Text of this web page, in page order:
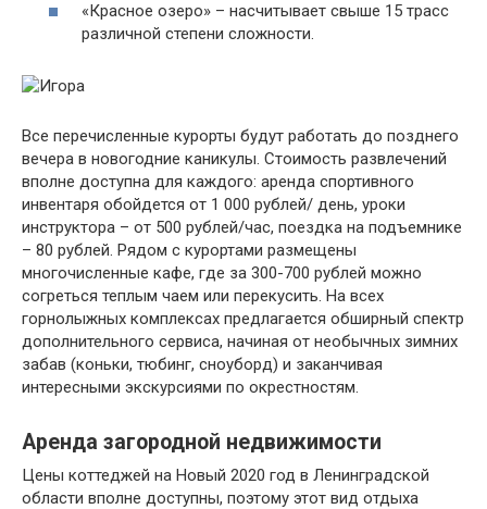
«Красное озеро» – насчитывает свыше 15 трасс
различной степени сложности.
Все перечисленные курорты будут работать до позднего
вечера в новогодние каникулы. Стоимость развлечений
вполне доступна для каждого: аренда спортивного
инвентаря обойдется от 1 000 рублей/ день, уроки
инструктора – от 500 рублей/час, поездка на подъемнике
– 80 рублей. Рядом с курортами размещены
многочисленные кафе, где за 300-700 рублей можно
согреться теплым чаем или перекусить. На всех
горнолыжных комплексах предлагается обширный спектр
дополнительного сервиса, начиная от необычных зимних
забав (коньки, тюбинг, сноуборд) и заканчивая
интересными экскурсиями по окрестностям.
Аренда загородной недвижимости
Цены коттеджей на Новый 2020 год в Ленинградской
области вполне доступны, поэтому этот вид отдыха